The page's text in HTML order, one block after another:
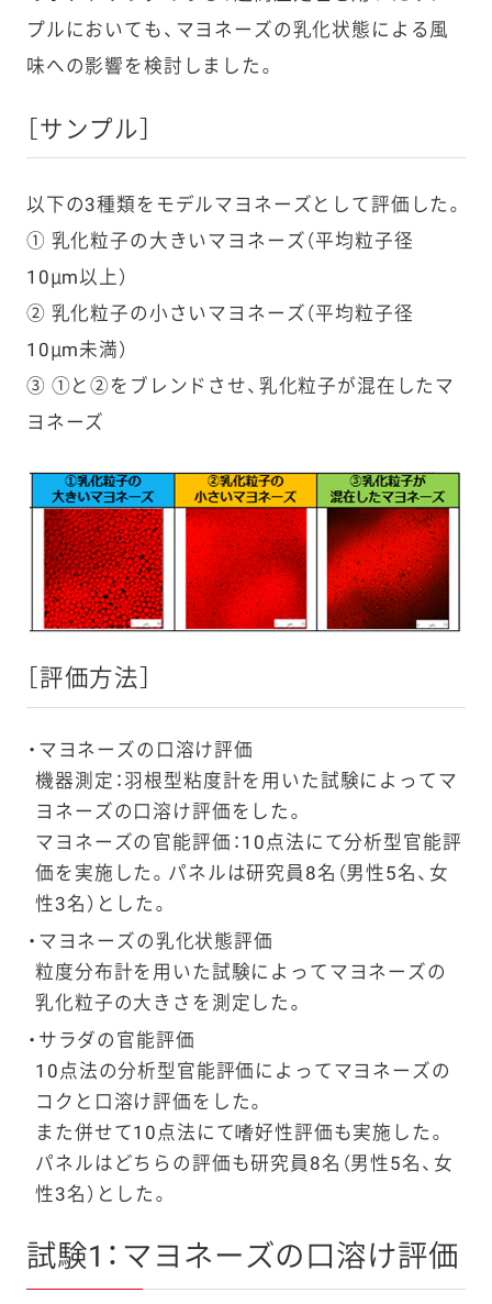
プルにおいても、マヨネーズの乳化状態による風
味への影響を検討しました。
［サンプル］
以下の3種類をモデルマヨネーズとして評価した。
① 乳化粒子の大きいマヨネーズ（平均粒子径
10μm以上）
② 乳化粒子の小さいマヨネーズ（平均粒子径
10μm未満）
③ ①と②をブレンドさせ、乳化粒子が混在したマ
ヨネーズ
［評価方法］
マヨネーズの口溶け評価
機器測定：羽根型粘度計を用いた試験によってマ
ヨネーズの口溶け評価をした。
マヨネーズの官能評価：10点法にて分析型官能評
価を実施した。パネルは研究員8名（男性5名、女
性3名）とした。
マヨネーズの乳化状態評価
粒度分布計を用いた試験によってマヨネーズの
乳化粒子の大きさを測定した。
サラダの官能評価
10点法の分析型官能評価によってマヨネーズの
コクと口溶け評価をした。
また併せて10点法にて嗜好性評価も実施した。
パネルはどちらの評価も研究員8名（男性5名、女
性3名）とした。
試験1：マヨネーズの口溶け評価